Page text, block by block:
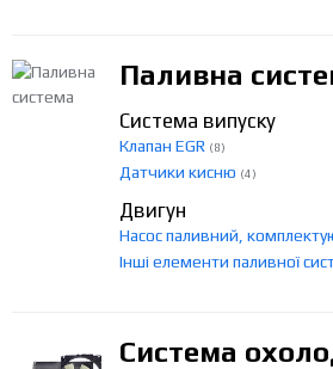
Паливна
Система випуску
Клапан EGR (8)
Датчики кисню (4)
Двигун
Насос паливний,
Інші елементи паливної
Система